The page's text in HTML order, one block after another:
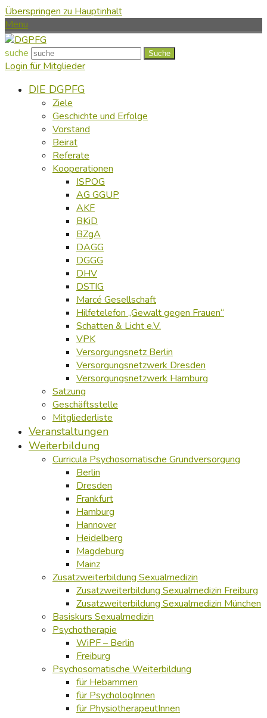
Überspringen zu Hauptinhalt
Menu
suche Suche
Login für Mitglieder
DIE DGPFG
Ziele
Geschichte und Erfolge
Vorstand
Beirat
Referate
Kooperationen
ISPOG
AG GGUP
AKF
BKiD
BZgA
DAGG
DGGG
DHV
DSTIG
Marcé Gesellschaft
Hilfetelefon „Gewalt gegen Frauen“
Schatten & Licht e.V.
VPK
Versorgungsnetz Berlin
Versorgungsnetzwerk Dresden
Versorgungsnetzwerk Hamburg
Satzung
Geschäftsstelle
Mitgliederliste
Veranstaltungen
Weiterbildung
Curricula Psychosomatische Grundversorgung
Berlin
Dresden
Frankfurt
Hamburg
Hannover
Heidelberg
Magdeburg
Mainz
Zusatzweiterbildung Sexualmedizin
Zusatzweiterbildung Sexualmedizin Freiburg
Zusatzweiterbildung Sexualmedizin München
Basiskurs Sexualmedizin
Psychotherapie
WiPF – Berlin
Freiburg
Psychosomatische Weiterbildung
für Hebammen
für PsychologInnen
für PhysiotherapeutInnen